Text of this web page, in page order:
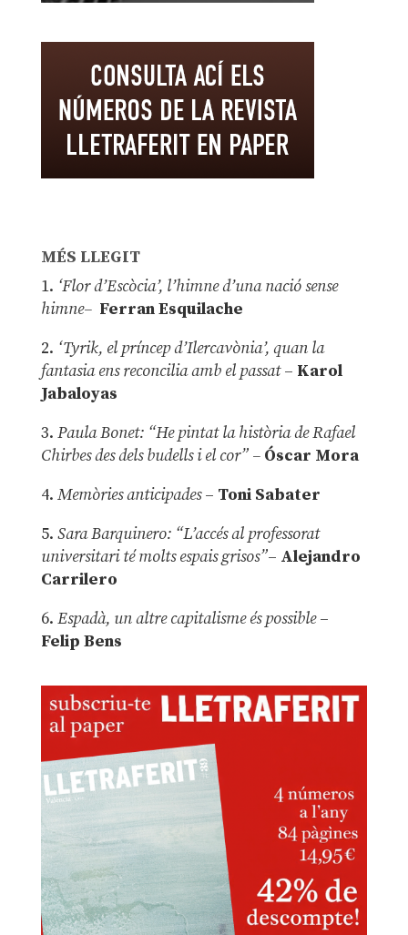
MÉS LLEGIT
1. ‘Flor d’Escòcia’, l’himne d’una nació sense
himne– Ferran Esquilache
2. ‘Tyrik, el príncep d’Ilercavònia’, quan la
fantasia ens reconcilia amb el passat– Karol
Jabaloyas
3. Paula Bonet: “He pintat la història de Rafael
Chirbes des dels budells i el cor” –Óscar Mora
4. Memòries anticipades– Toni Sabater
5. Sara Barquinero: “L’accés al professorat
universitari té molts espais grisos”– Alejandro
Carrilero
6. Espadà, un altre capitalisme és possible –
Felip Bens